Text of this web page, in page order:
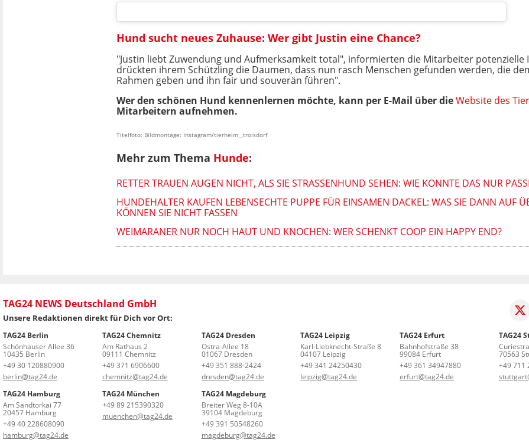
Hund sucht neues Zuhause: Wer gibt Justin eine Chance?
"Justin liebt Zuwendung und Aufmerksamkeit total", informierten die Mitarbeiter potenzielle
drückten ihrem Schützling die Daumen, dass nun rasch Menschen gefunden werden, die
Rahmen geben und ihn fair und souverän führen".
Wer den schönen Hund kennenlernen möchte, kann per E-Mail über dieWebsite des
Mitarbeitern aufnehmen.
Titelfoto: Bildmontage: Instagram/tierheim__troisdorf
Mehr zum Thema Hunde:
RETTER TRAUEN AUGEN NICHT, ALS SIE STRASSENHUND SEHEN: WIE KONNTE DAS NUR
HUNDEHALTER KAUFEN LEBENSECHTE PUPPE FÜR EINSAMEN DACKEL: WAS SIE DANN AUF
KÖNNEN SIE NICHT FASSEN
WEIMARANER NUR NOCH HAUT UND KNOCHEN: WER SCHENKT COOP EIN HAPPY END?
TAG24 NEWS Deutschland GmbH
Unsere Redaktionen direkt für Dich vor Ort:
TAG24 Berlin
Schönhauser Allee 36
10435 Berlin
+49 30 120880900
berlin@tag24.de
TAG24 Chemnitz
Am Rathaus 2
09111 Chemnitz
+49 371 6906600
chemnitz@tag24.de
TAG24 Dresden
Ostra-Allee 18
01067 Dresden
+49 351 888-2424
dresden@tag24.de
TAG24 Leipzig
Karl-Liebknecht-Straße 8
04107 Leipzig
+49 341 24250430
leipzig@tag24.de
TAG24 Erfurt
Bahnhofstraße 38
99084 Erfurt
+49 361 34947880
erfurt@tag24.de
TAG24
70563
+49 711
TAG24 Hamburg
Am Sandtorkai 77
20457 Hamburg
+49 40 228608090
hamburg@tag24.de
TAG24 München
+49 89 215390320
muenchen@tag24.de
TAG24 Magdeburg
Breiter Weg 8-10A
39104 Magdeburg
+49 391 50548260
magdeburg@tag24.de